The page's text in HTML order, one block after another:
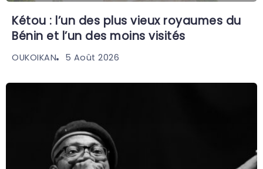
Kétou : l’un des plus vieux royaumes du
Bénin et l’un des moins visités
OUKOIKAN 5 Août 2026